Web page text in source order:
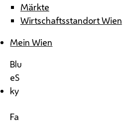
Märkte
Wirtschaftsstandort Wien
Mein Wien
Blu
eS
ky
Fa